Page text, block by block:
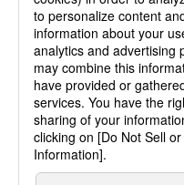
麹町店
〒102-
13 8F［ア
TEL：03-
3116
大阪店
〒541-
4-2-10
大西ビルデ
TEL：06-